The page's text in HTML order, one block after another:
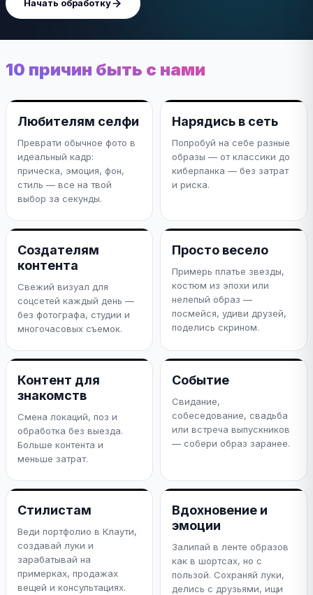
Начать обработку
10 причин быть с нами
Любителям селфи
Преврати обычное фото в
идеальный кадр:
прическа, эмоция, фон,
стиль — все на твой
выбор за секунды.
Нарядись в сеть
Попробуй на себе разные
образы — от классики до
киберпанка — без затрат
и риска.
Создателям
контента
Свежий визуал для
соцсетей каждый день —
без фотографа, студии и
многочасовых съемок.
Просто весело
Примерь платье звезды,
костюм из эпохи или
нелепый образ —
посмейся, удиви друзей,
поделись скрином.
Контент для
знакомств
Смена локаций, поз и
обработка без выезда.
Больше контента и
меньше затрат.
Событие
Свидание,
собеседование, свадьба
или встреча выпускников
— собери образ заранее.
Стилистам
Веди портфолио в Клаути,
создавай луки и
зарабатывай на
примерках, продажах
вещей и консультациях.
Вдохновение и
эмоции
Залипай в ленте образов
как в шортсах, но с
пользой. Сохраняй луки,
делись с друзьями, ищи